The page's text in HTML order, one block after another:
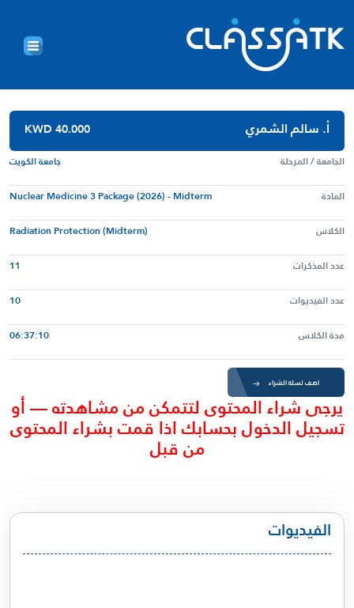
أ. سالم الشمري KWD 40.000
الجامعة / المرحلة
جامعة الكويت
المادة
Nuclear Medicine 3 Package (2026) - Midterm
الكلاس
Radiation Protection (Midterm)
عدد المذكرات
11
عدد الفيديوات
10
مدة الكلاس
06:37:10
اضف لسلة الشراء
يرجى شراء المحتوى لتتمكن من مشاهدته — أو
تسجيل الدخول بحسابك اذا قمت بشراء المحتوى
من قبل
الفيديوات